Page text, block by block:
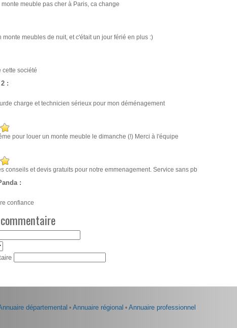
meuble pas cher à Paris, ca change
monte meubles de nuit, et c'était un jour férié en plus :)
cette société
:
charge et technicien sérieux pour mon déménagement
pour louer un monte meuble le dimanche (!) Merci à l'équipe
conseils et devis gratuits pour notre emmenagement. Service sans pb
:
confiance
départemental • Annuaire régional • Annuaire professionnel